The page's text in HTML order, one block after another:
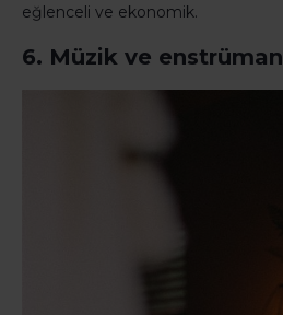
eğlenceli ve ekonomik.
6. Müzik ve enstrüman